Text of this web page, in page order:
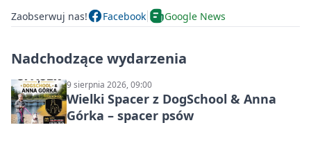
Zaobserwuj nas! Facebook Google News
Nadchodzące wydarzenia
9 sierpnia 2026, 09:00
Wielki Spacer z DogSchool & Anna
Górka – spacer psów